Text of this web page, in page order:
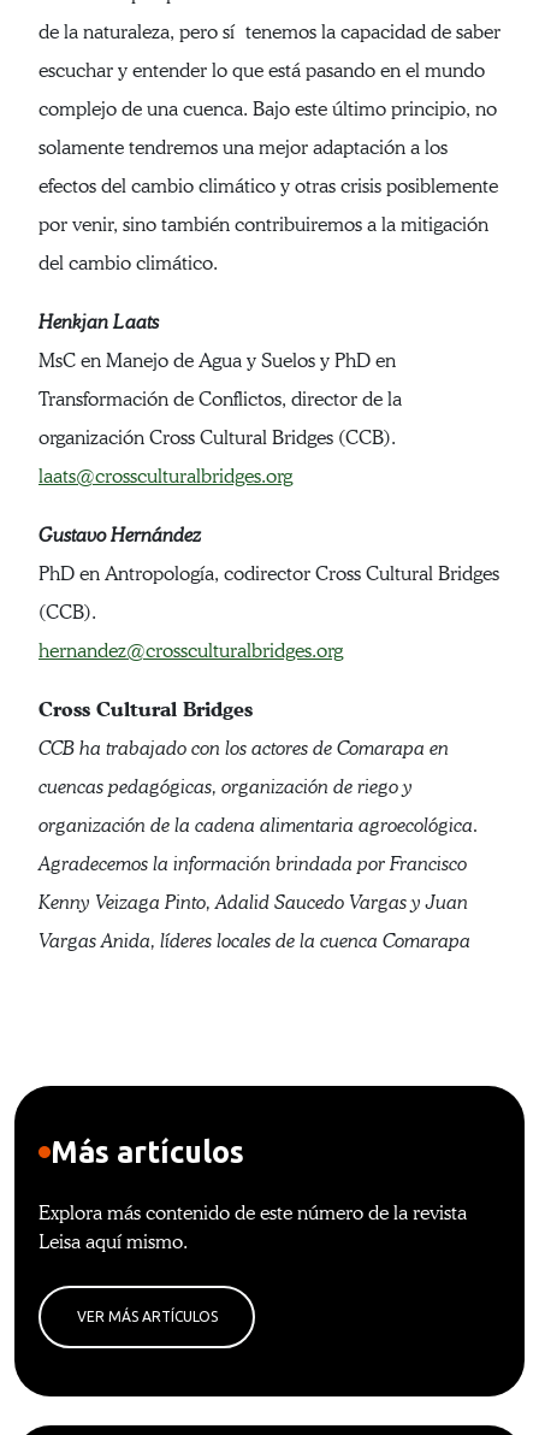
de la naturaleza, pero sí tenemos la capacidad de saber
escuchar y entender lo que está pasando en el mundo
complejo de una cuenca. Bajo este último principio, no
solamente tendremos una mejor adaptación a los
efectos del cambio climático y otras crisis posiblemente
por venir, sino también contribuiremos a la mitigación
del cambio climático.
Henkjan Laats
MsC en Manejo de Agua y Suelos y PhD en
Transformación de Conflictos, director de la
organización Cross Cultural Bridges (CCB).
laats@crossculturalbridges.org
Gustavo Hernández
PhD en Antropología, codirector Cross Cultural Bridges
(CCB).
hernandez@crossculturalbridges.org
Cross Cultural Bridges
CCB ha trabajado con los actores de Comarapa en
cuencas pedagógicas, organización de riego y
organización de la cadena alimentaria agroecológica.
Agradecemos la información brindada por Francisco
Kenny Veizaga Pinto, Adalid Saucedo Vargas y Juan
Vargas Anida, líderes locales de la cuenca Comarapa
Más artículos
Explora más contenido de este número de la revista
Leisa aquí mismo.
VER MÁS ARTÍCULOS